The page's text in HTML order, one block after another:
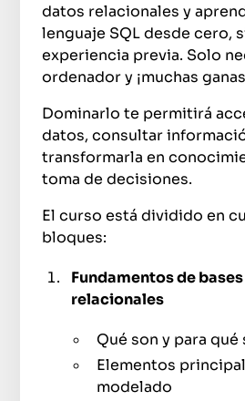
datos relacionales y
lenguaje SQL desde cero,
experiencia previa. Solo
ordenador y ¡muchas
Dominarlo te permitirá
datos, consultar
transformarla en
toma de decisiones.
El curso está dividido en
bloques:
Fundamentos de
relacionales
Qué son y para qué
Elementos
modelado